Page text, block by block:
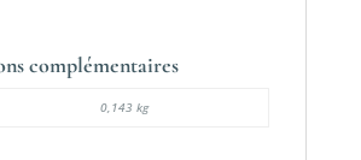
complémentaires
0,143 kg